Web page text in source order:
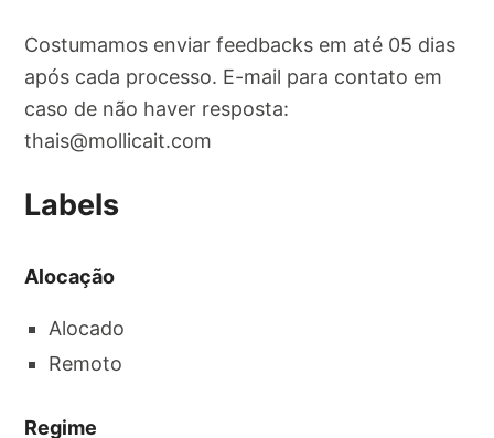
Costumamos enviar feedbacks em até 05 dias
após cada processo. E-mail para contato em
caso de não haver resposta:
thais@mollicait.com
Labels
Alocação
Alocado
Remoto
Regime